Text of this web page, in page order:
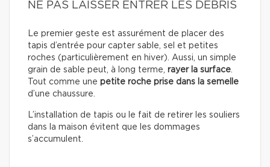
NE PAS LAISSER ENTRER LES DÉBRIS
Le premier geste est assurément de placer des
tapis d’entrée pour capter sable, sel et petites
roches (particulièrement en hiver). Aussi, un simple
grain de sable peut, à long terme, rayer la surface
Tout comme une petite roche prise dans la semelle
d’une chaussure.
L’installation de tapis ou le fait de retirer les souliers
dans la maison évitent que les dommages
s’accumulent.